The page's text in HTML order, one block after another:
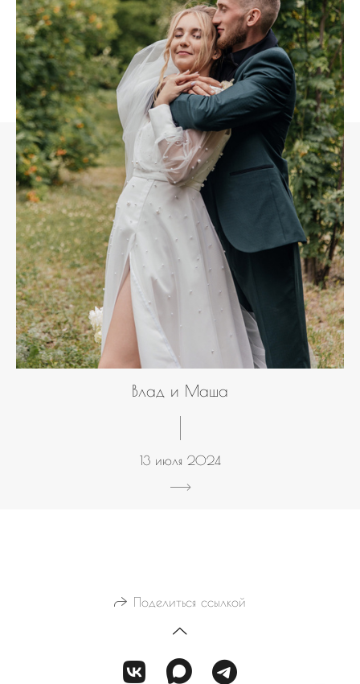
Влад и Маша
13 июля 2024
Поделиться ссылкой